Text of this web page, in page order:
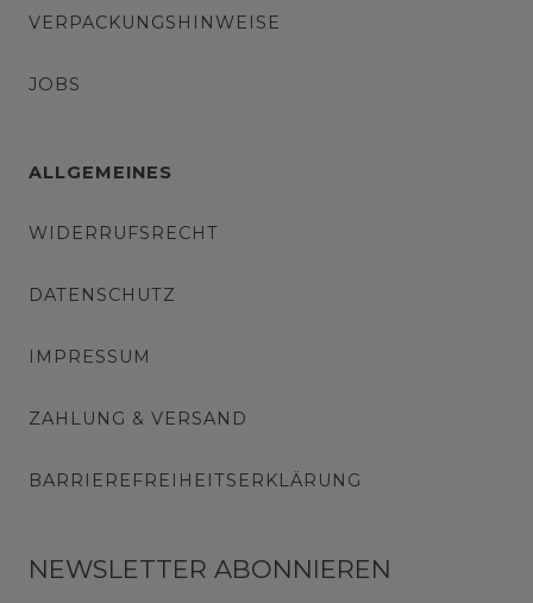
VERPACKUNGSHINWEISE
JOBS
ALLGEMEINES
WIDERRUFSRECHT
DATENSCHUTZ
IMPRESSUM
ZAHLUNG & VERSAND
BARRIEREFREIHEITSERKLÄRUNG
NEWSLETTER ABONNIEREN